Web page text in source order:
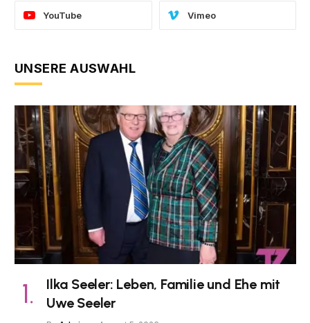
YouTube Vimeo
UNSERE AUSWAHL
Ilka Seeler: Leben, Familie und Ehe mit
Uwe Seeler